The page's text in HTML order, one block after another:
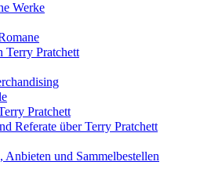
Werke
Pratchett
Pratchett
Referate über Terry Pratchett
und Sammelbestellen